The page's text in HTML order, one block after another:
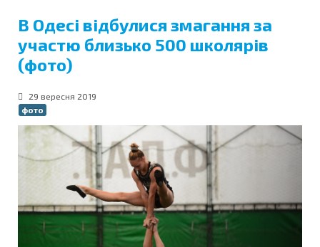
В Одесі відбулися змагання за
участю близько 500 школярів
(фото)
29 вересня 2019
фото